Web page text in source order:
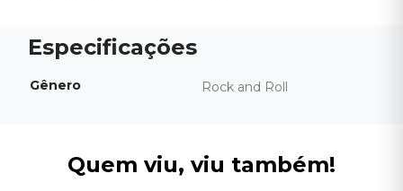
Gênero Rock and Roll
Quem viu, viu também!